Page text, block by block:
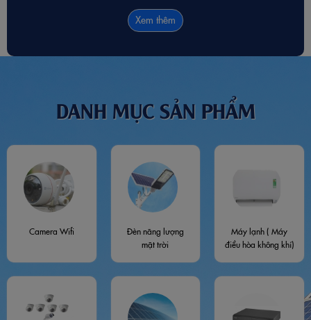
Xem thêm
DANH MỤC SẢN PHẨM
Camera Wifi
Đèn năng lượng
mặt trời
Máy lạnh ( Máy
điều hòa không khí)